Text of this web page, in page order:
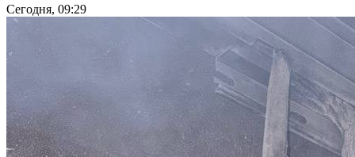
Сегодня, 09:29